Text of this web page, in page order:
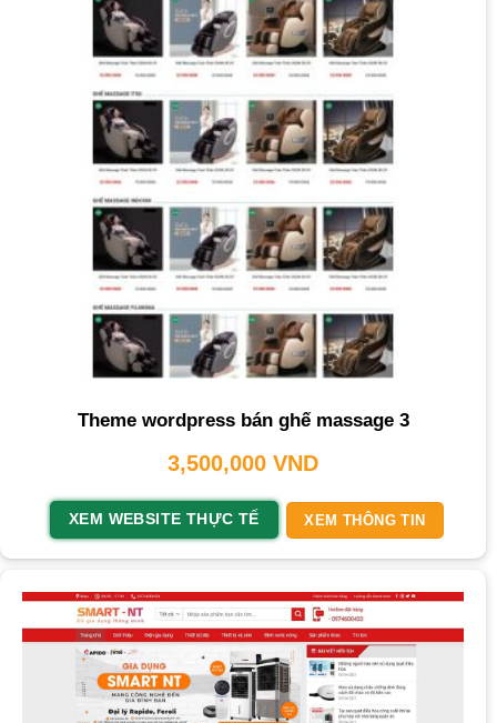
Theme wordpress bán ghế massage 3
3,500,000 VND
XEM WEBSITE THỰC TẾ XEM THÔNG TIN